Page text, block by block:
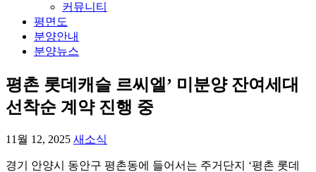
커뮤니티
평면도
분양안내
분양뉴스
평촌 롯데캐슬 르씨엘’ 미분양 잔여세대
선착순 계약 진행 중
11월 12, 2025 새소식
경기 안양시 동안구 평촌동에 들어서는 주거단지 ‘평촌 롯데